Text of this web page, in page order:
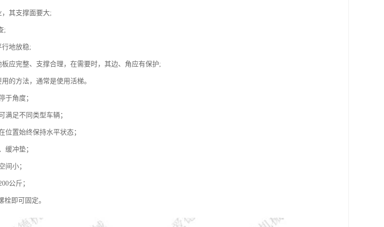
其支撑面要大;
;
行地放稳;
应完整、支撑合理，在需要时，其边、角应有保护;
的方法，通常是使用活梯。
于角度；
满足不同类型车辆；
位置始终保持水平状态；
缓冲垫；
间小；
公斤；
栓即可固定。